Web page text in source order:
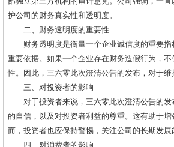
护公司的财务真实性和透明度。
二、财务透明度的重要性
财务透明度是衡量一个企业诚信度的重要
重要依据。如果一个企业存在财务造假行为，
性。因此，三六零此次澄清公告的发布，对于
三、对投资者的影响
对于投资者来说，三六零此次澄清公告的
的自信，以及对投资者利益的尊重。这有助于
而，投资者也应保持警惕，关注公司的长期发
四、对消费者的影响